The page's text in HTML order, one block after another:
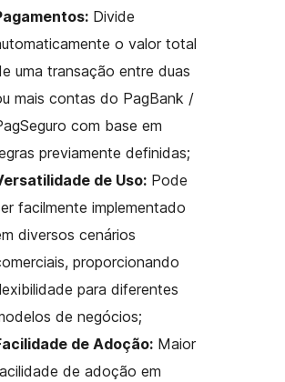
Divide
o valor total
uma transação entre duas
mais contas do PagBank /
com base em
previamente definidas;
de Uso: Pode
facilmente implementado
diversos cenários
proporcionando
para diferentes
de negócios;
de Adoção: Maior
de adoção em